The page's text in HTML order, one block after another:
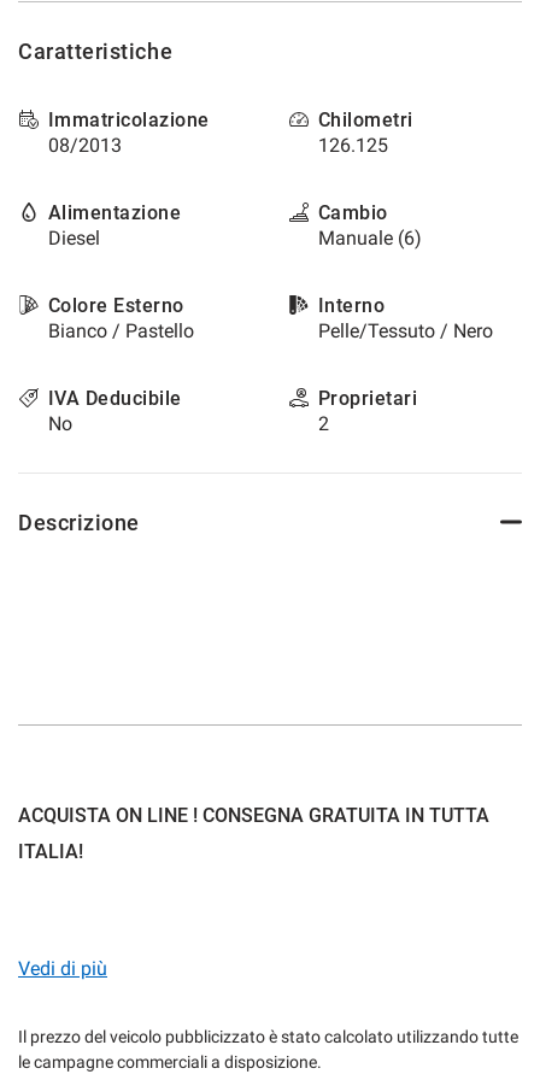
Caratteristiche
Immatricolazione
08/2013
Chilometri
126.125
Alimentazione
Diesel
Cambio
Manuale (6)
Colore Esterno
Bianco / Pastello
Interno
Pelle/Tessuto / Nero
IVA Deducibile
No
Proprietari
2
Descrizione
ACQUISTA ON LINE ! CONSEGNA GRATUITA IN TUTTA
ITALIA!
COSI SEMPLICE:
1) SCEGLI LA TUA NUOVA AUTO
Vedi di più
Il prezzo del veicolo pubblicizzato è stato calcolato utilizzando tutte
le campagne commerciali a disposizione.
strumenti
si
rimanda
policy.
Puoi
modificare
scelte
in
qualsiasi
Cookie delle preferenze
la
policy